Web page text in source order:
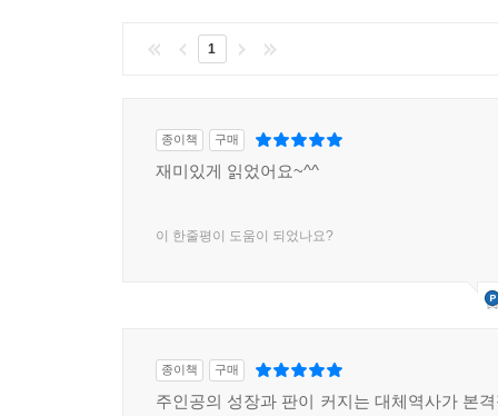
1
종이책 구매
재미있게 읽었어요~^^
이 한줄평이 도움이 되었나요?
종이책 구매
주인공의 성장과 판이 커지는 대체역사가 본